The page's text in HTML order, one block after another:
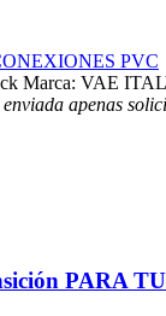
PVC
Marca: VAE
apenas
PARA